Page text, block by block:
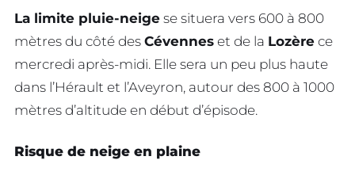
La limite pluie-neige se situera vers 600 à 800
mètres du côté des Cévennes et de la Lozère ce
mercredi après-midi. Elle sera un peu plus haute
dans l’Hérault et l’Aveyron, autour des 800 à 1000
mètres d’altitude en début d’épisode.
Risque de neige en plaine